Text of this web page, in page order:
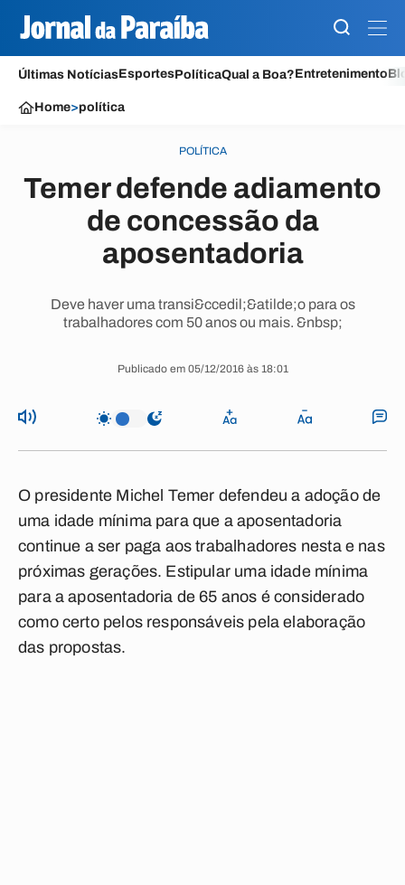
Últimas NotíciasEsportesPolíticaQual a Boa?Entretenimento
Home>política
POLÍTICA
Temer defende adiamento
de concessão da
aposentadoria
Deve haver uma transi&ccedil;&atilde;o para os
trabalhadores com 50 anos ou mais. &nbsp;
Publicado em 05/12/2016 às 18:01
O presidente Michel Temer defendeu a adoção de
uma idade mínima para que a aposentadoria
continue a ser paga aos trabalhadores nesta e nas
próximas gerações. Estipular uma idade mínima
para a aposentadoria de 65 anos é considerado
como certo pelos responsáveis pela elaboração
das propostas.